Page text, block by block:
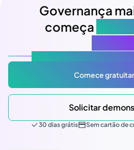
Governança
começa
Comece
Solicitar
30 dias grátis Sem cartão de